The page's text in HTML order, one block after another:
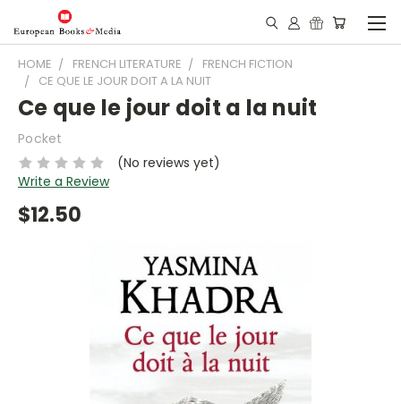
HOME FRENCH LITERATURE
FRENCH FICTION
CE QUE LE JOUR DOIT A LA NUIT
Ce que le jour doit a la nuit
Pocket
(No reviews yet)
Write a Review
$12.50